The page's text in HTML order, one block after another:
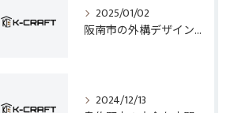
2025/01/02
阪南市の外構デザインとフェンス選びのポイント
2024/12/13